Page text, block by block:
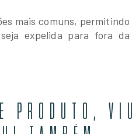
mais comuns, permitindo
expelida para fora da
PRODUTO, VIU